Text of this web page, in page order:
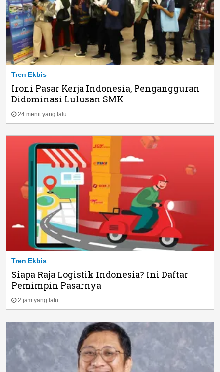
Tren Ekbis
Ironi Pasar Kerja Indonesia, Pengangguran
Didominasi Lulusan SMK
24 menit yang lalu
Tren Ekbis
Siapa Raja Logistik Indonesia? Ini Daftar
Pemimpin Pasarnya
2 jam yang lalu